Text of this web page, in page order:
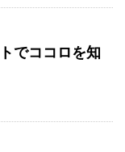
でココロを知